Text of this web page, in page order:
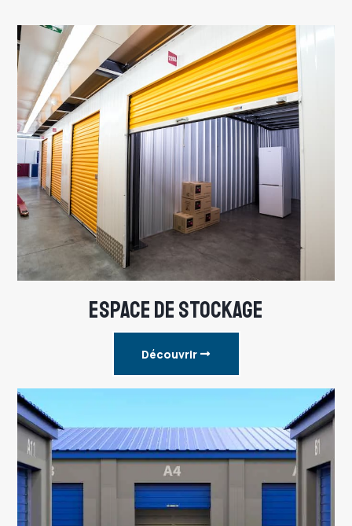
ESPACE DE STOCKAGE
Découvrir